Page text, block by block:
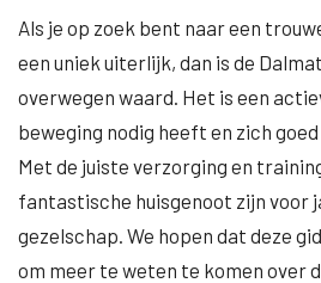
Als je op zoek bent naar een
een uniek uiterlijk, dan is de
overwegen waard. Het is een
beweging nodig heeft en zich
Met de juiste verzorging en
fantastische huisgenoot zijn voor
gezelschap. We hopen dat deze
om meer te weten te komen over